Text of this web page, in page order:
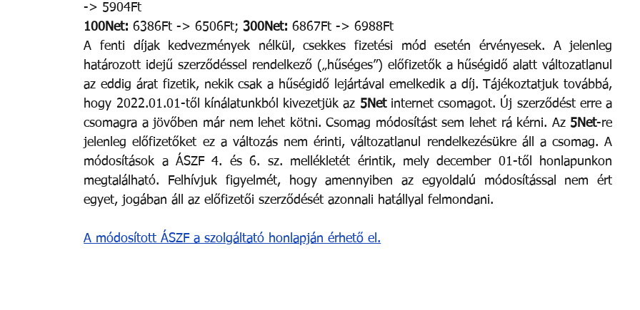
-> 5904Ft
100Net: 6386Ft -> 6506Ft; 300Net: 6867Ft -> 6988Ft
A fenti díjak kedvezmények nélkül, csekkes fizetési mód esetén érvényesek. A jelenleg
határozott idejű szerződéssel rendelkező („hűséges”) előfizetők a hűségidő alatt változatlanul
az eddig árat fizetik, nekik csak a hűségidő lejártával emelkedik a díj. Tájékoztatjuk továbbá,
hogy 2022.01.01-től kínálatunkból kivezetjük az 5Net internet csomagot. Új szerződést erre a
csomagra a jövőben már nem lehet kötni. Csomag módosítást sem lehet rá kérni. Az 5Net-re
jelenleg előfizetőket ez a változás nem érinti, változatlanul rendelkezésükre áll a csomag. A
módosítások a ÁSZF 4. és 6. sz. mellékletét érintik, mely december 01-től honlapunkon
megtalálható. Felhívjuk figyelmét, hogy amennyiben az egyoldalú módosítással nem ért
egyet, jogában áll az előfizetői szerződését azonnali hatállyal felmondani.
A módosított ÁSZF a szolgáltató honlapján érhető el.